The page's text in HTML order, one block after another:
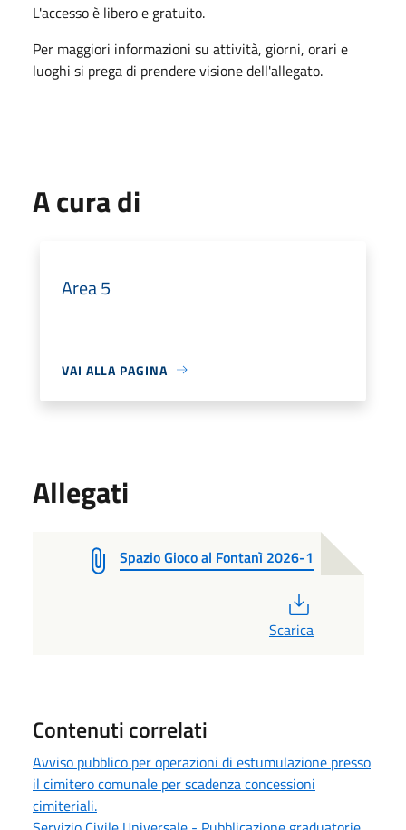
L'accesso è libero e gratuito.
Per maggiori informazioni su attività, giorni, orari e
luoghi si prega di prendere visione dell'allegato.
A cura di
Area 5
VAI ALLA PAGINA
Allegati
Spazio Gioco al Fontanì 2026-1
Scarica
Contenuti correlati
Avviso pubblico per operazioni di estumulazione presso
il cimitero comunale per scadenza concessioni
cimiteriali.